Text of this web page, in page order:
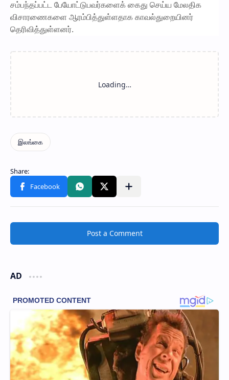
சம்பந்தப்பட்ட பேயோட்டுபவர்களைக் கைது செய்ய மேலதிக
விசாரணைகளை ஆரம்பித்துள்ளதாக காவல்துறையினர்
தெரிவித்துள்ளனர்.
Post a Comment
AD